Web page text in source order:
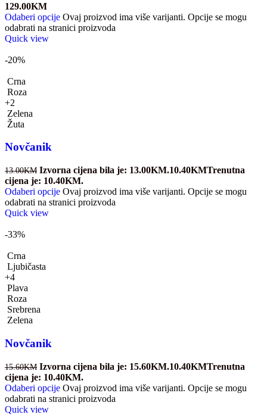
129.00KM
Odaberi opcije Ovaj proizvod ima više varijanti. Opcije se mogu
odabrati na stranici proizvoda
Quick view
-20%
Crna
Roza
+2
Zelena
Žuta
Novčanik
13.00KM Izvorna cijena bila je: 13.00KM.10.40KMTrenutna
cijena je: 10.40KM.
Odaberi opcije Ovaj proizvod ima više varijanti. Opcije se mogu
odabrati na stranici proizvoda
Quick view
-33%
Crna
Ljubičasta
+4
Plava
Roza
Srebrena
Zelena
Novčanik
15.60KM Izvorna cijena bila je: 15.60KM.10.40KMTrenutna
cijena je: 10.40KM.
Odaberi opcije Ovaj proizvod ima više varijanti. Opcije se mogu
odabrati na stranici proizvoda
Quick view